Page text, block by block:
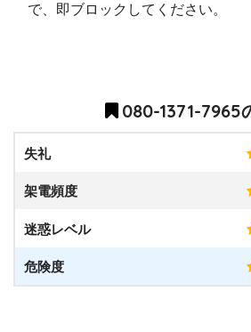
で、即ブロックしてください。
080-1371-7965
失礼
架電頻度
迷惑レベル
危険度